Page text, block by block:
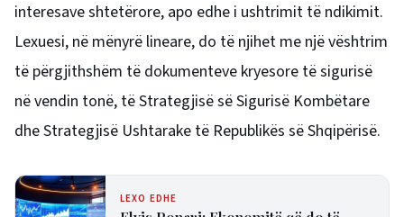
interesave shtetërore, apo edhe i ushtrimit të ndikimit.
Lexuesi, në mënyrë lineare, do të njihet me një vështrim
të përgjithshëm të dokumenteve kryesore të sigurisë
në vendin tonë, të Strategjisë së Sigurisë Kombëtare
dhe Strategjisë Ushtarake të Republikës së Shqipërisë.
LEXO EDHE